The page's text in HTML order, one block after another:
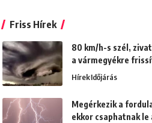
Friss Hírek
80 km/h-s szél,
a vármegyékre
HírekIdőjárás
Megérkezik a
ekkor csaphatnak le